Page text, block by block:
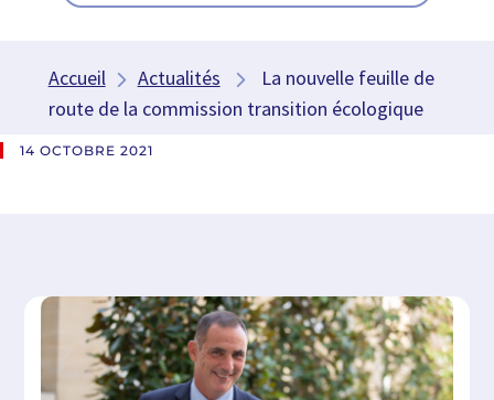
Accueil Actualités
La nouvelle feuille de
route de la commission transition écologique
14 OCTOBRE 2021